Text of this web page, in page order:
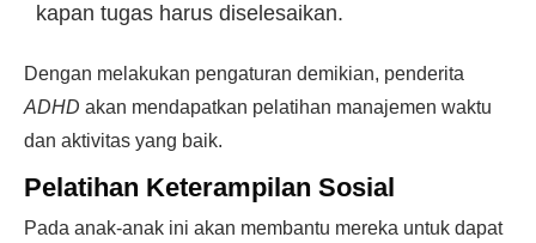
kapan tugas harus diselesaikan.
Dengan melakukan pengaturan demikian, penderita
ADHD akan mendapatkan pelatihan manajemen waktu
dan aktivitas yang baik.
Pelatihan Keterampilan Sosial
Pada anak-anak ini akan membantu mereka untuk dapat